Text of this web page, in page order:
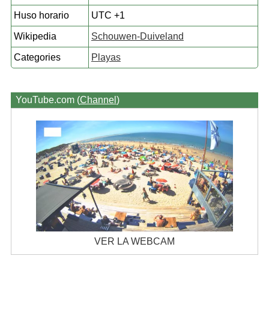
Huso horario UTC +1
Wikipedia Schouwen-Duiveland
Categories Playas
YouTube.com (Channel )
VER LA WEBCAM